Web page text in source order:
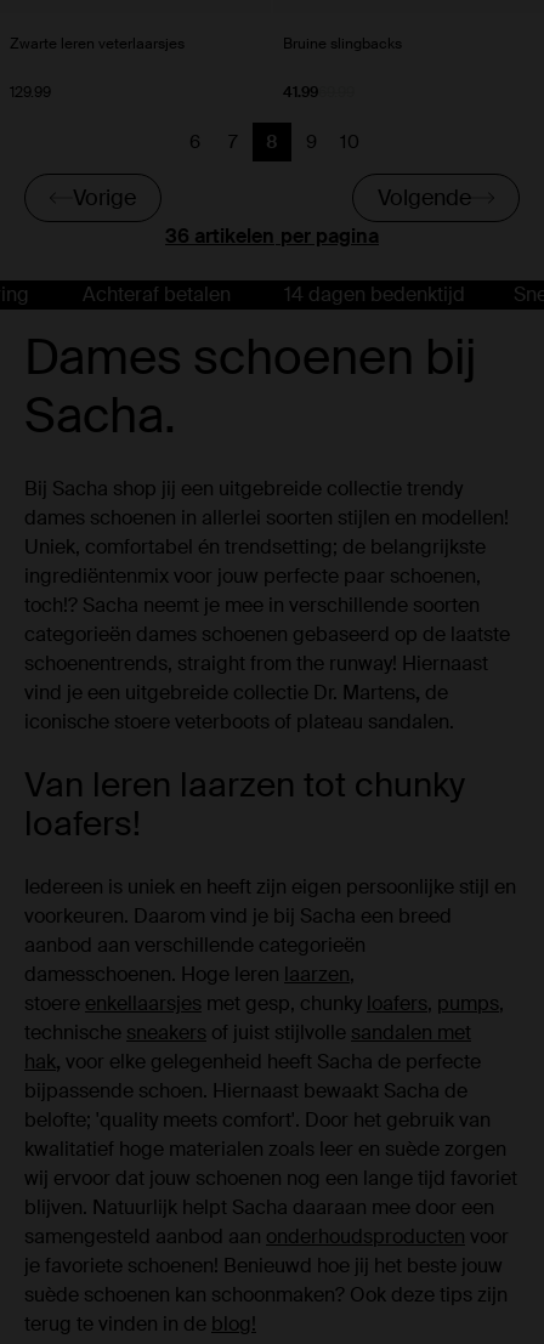
Zwarte leren veterlaarsjes
129.99
Bruine slingbacks
41.99
per pagina
Vorige
Vorige
6
Vorige
7
Huidige pagina
8
Vorige
9
Vorige
10
Volgende
Achteraf betalen 14 dagen bedenktijd Snelle
Dames schoenen bij
Sacha.
Bij Sacha shop jij een uitgebreide collectie trendy
dames schoenen in allerlei soorten stijlen en modellen!
Uniek, comfortabel én trendsetting; de belangrijkste
ingrediëntenmix voor jouw perfecte paar schoenen,
toch!? Sacha neemt je mee in verschillende soorten
categorieën dames schoenen gebaseerd op de laatste
schoenentrends, straight from the runway! Hiernaast
vind je een uitgebreide collectie Dr. Martens, de
iconische stoere veterboots of plateau sandalen.
Van leren laarzen tot chunky
loafers!
Iedereen is uniek en heeft zijn eigen persoonlijke stijl en
voorkeuren. Daarom vind je bij Sacha een breed
aanbod aan verschillende categorieën
damesschoenen. Hoge leren laarzen,
stoere enkellaarsjes met gesp, chunky loafers, pumps,
technische sneakers of juist stijlvolle sandalen met
hak, voor elke gelegenheid heeft Sacha de perfecte
bijpassende schoen. Hiernaast bewaakt Sacha de
belofte; 'quality meets comfort'. Door het gebruik van
kwalitatief hoge materialen zoals leer en suède zorgen
wij ervoor dat jouw schoenen nog een lange tijd favoriet
blijven. Natuurlijk helpt Sacha daaraan mee door een
samengesteld aanbod aan onderhoudsproducten voor
je favoriete schoenen! Benieuwd hoe jij het beste jouw
suède schoenen kan schoonmaken? Ook deze tips zijn
terug te vinden in de blog!